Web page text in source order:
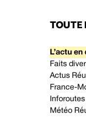
TOUTE
L’actu
Faits
Actus
France-
Inforoutes
Météo